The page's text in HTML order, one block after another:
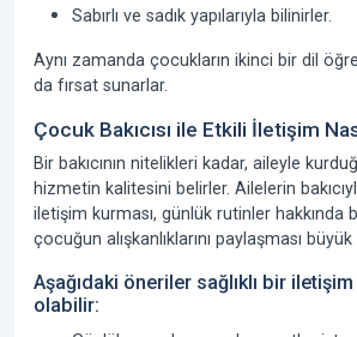
Sabırlı ve sadık yapılarıyla bilinirler.
Aynı zamanda çocukların ikinci bir dil
da fırsat sunarlar.
Çocuk Bakıcısı ile Etkili İletişim
Bir bakıcının nitelikleri kadar, aileyle
hizmetin kalitesini belirler. Ailelerin
iletişim kurması, günlük rutinler hakkında
çocuğun alışkanlıklarını paylaşması
Aşağıdaki öneriler sağlıklı bir
olabilir: